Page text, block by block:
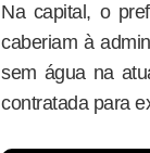
Na capital, o
caberiam à
sem água na
contratada para